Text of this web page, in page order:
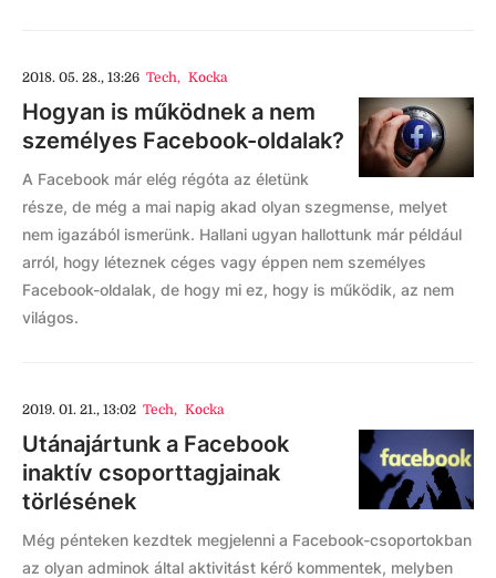
2018. 05. 28., 13:26 Tech, Kocka
Hogyan is működnek a nem
személyes Facebook-oldalak?
A Facebook már elég régóta az életünk
része, de még a mai napig akad olyan szegmense, melyet
nem igazából ismerünk. Hallani ugyan hallottunk már például
arról, hogy léteznek céges vagy éppen nem személyes
Facebook-oldalak, de hogy mi ez, hogy is működik, az nem
világos.
2019. 01. 21., 13:02 Tech, Kocka
Utánajártunk a Facebook
inaktív csoporttagjainak
törlésének
Még pénteken kezdtek megjelenni a Facebook-csoportokban
az olyan adminok által aktivitást kérő kommentek, melyben